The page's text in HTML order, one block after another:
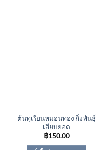
ต้นทุเรียนหมอนทอง กิ่งพันธุ์
เสียบยอด
฿150.00